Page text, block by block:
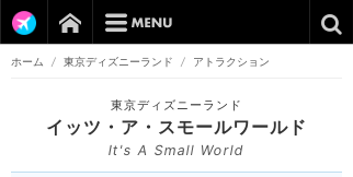
ホーム / 東京ディズニーランド / アトラクション
東京ディズニーランド
イッツ・ア・スモールワールド
It's A Small World